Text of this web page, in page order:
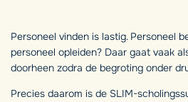
Personeel vinden is lastig. Personeel
personeel opleiden? Daar gaat vaak
doorheen zodra de begroting onder
Precies daarom is de SLIM-